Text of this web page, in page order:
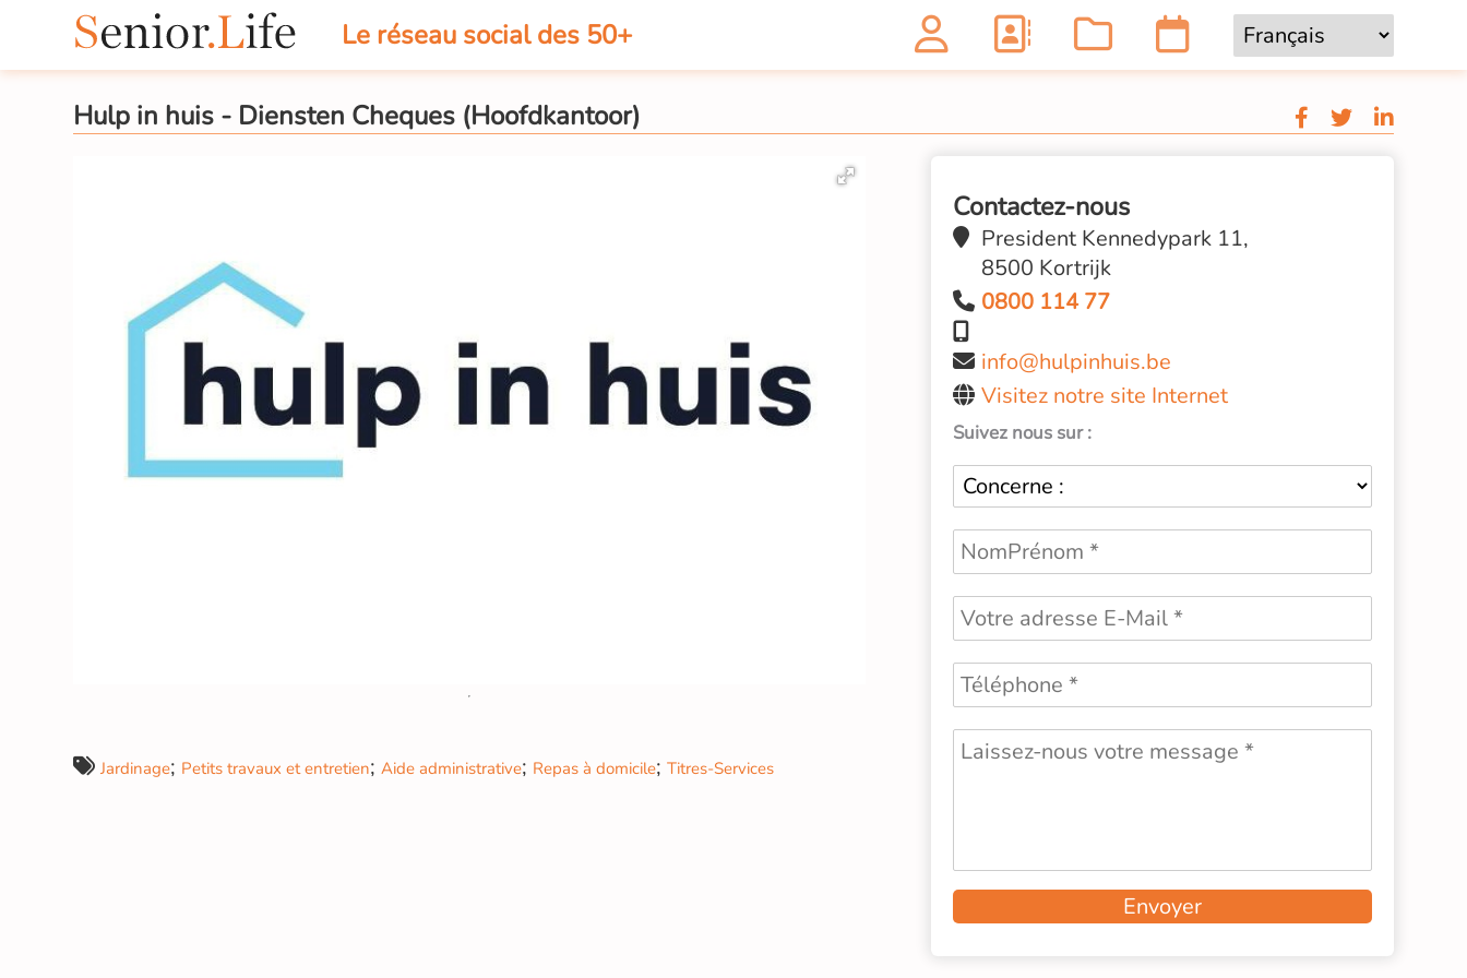
Le réseau social des 50+
Hulp in huis - Diensten Cheques (Hoofdkantoor)
Jardinage; Petits travaux et entretien;Aide administrative; Repas à domicile;Titres-Services
Contactez-nous
President Kennedypark 11,
8500 Kortrijk
0800 114 77
info@hulpinhuis.be
Visitez notre site Internet
Suivez nous sur :
Envoyer